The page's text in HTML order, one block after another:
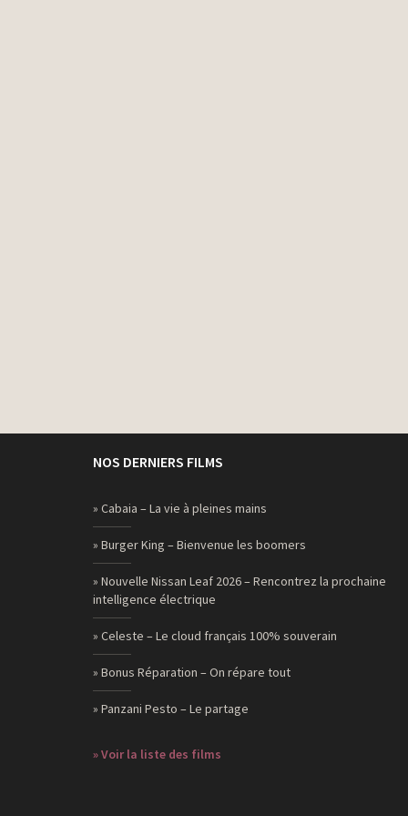
NOS DERNIERS FILMS
» Cabaia – La vie à pleines mains
» Burger King – Bienvenue les boomers
» Nouvelle Nissan Leaf 2026 – Rencontrez la prochaine
intelligence électrique
» Celeste – Le cloud français 100% souverain
» Bonus Réparation – On répare tout
» Panzani Pesto – Le partage
» Voir la liste des films